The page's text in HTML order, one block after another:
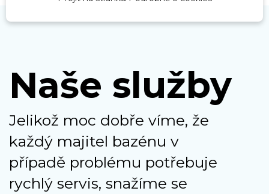
Naše služby
Jelikož moc dobře víme, že
každý majitel bazénu v
případě problému potřebuje
rychlý servis, snažíme se